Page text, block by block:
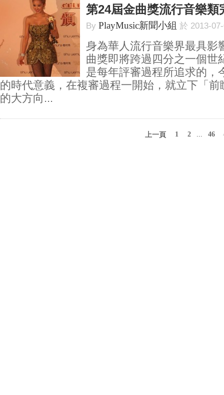
第24屆金曲獎流行音樂類
By PlayMusic新聞小組 於 2013-
身為華人流行音樂界最具影
曲獎即將跨過四分之一個世
是每年評審過程所追求的，
的時代意義，在複審過程一開始，就立下「
的大方向...
上一頁 1 2 ... 46